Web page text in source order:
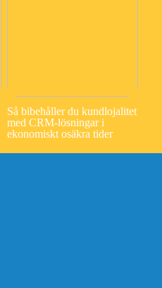
Så bibehåller du kundlojalitet
med CRM-lösningar i
ekonomiskt osäkra tider